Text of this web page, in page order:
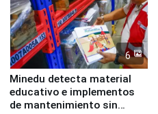
6
Minedu detecta material
educativo e implementos
de mantenimiento sin